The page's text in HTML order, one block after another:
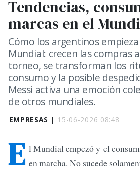
EMPRESAS | 15-06-2026 08:48
Tendencias,
marcas en el
Cómo los argentinos
Mundial: crecen las compras
torneo, se transforman los
consumo y la posible
Messi activa una emoción
de otros mundiales.
E l Mundial empezó y el
en marcha. No sucede